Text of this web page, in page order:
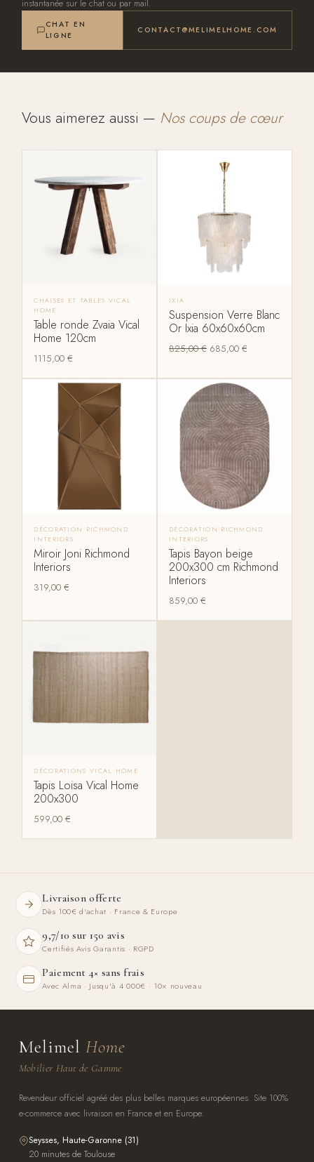
instantanée sur le chat ou par mail.
CHAT EN
LIGNE
CONTACT@MELIMELHOME.COM
Vous aimerez aussi — Nos coups de cœur
CHAISES ET TABLES VICAL
HOME
Table ronde Zvaia Vical
Home 120cm
1115,00€
IXIA
Suspension Verre Blanc
Or Ixia 60x60x60cm
825,00€ 685,00 €
DÉCORATION RICHMOND
INTERIORS
Miroir Joni Richmond
Interiors
319,00€
DÉCORATION RICHMOND
INTERIORS
Tapis Bayon beige
200x300 cm Richmond
Interiors
859,00 €
DÉCORATIONS VICAL HOME
Tapis Loisa Vical Home
200x300
599,00€
Livraison offerte
Dès 100€ d'achat · France & Europe
9,7/10 sur 150 avis
Certifiés Avis Garantis · RGPD
Paiement 4× sans frais
Avec Alma · Jusqu'à 4 000€ · 10× nouveau
Melimel Home
Mobilier Haut de Gamme
Revendeur officiel agréé des plus belles marques européennes. Site 100%
e-commerce avec livraison en France et en Europe.
Seysses, Haute-Garonne (31)
20 minutes de Toulouse